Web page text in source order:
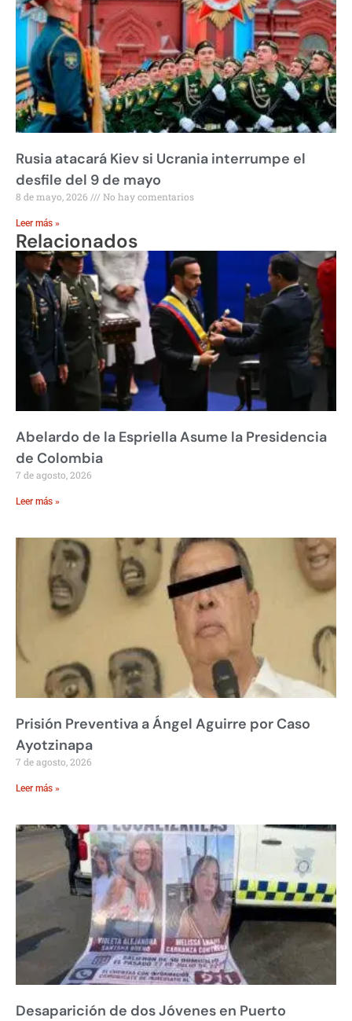
Rusia atacará Kiev si Ucrania interrumpe el
desfile del 9 de mayo
8 de mayo, 2026 No hay comentarios
Leer más »
Relacionados
Abelardo de la Espriella Asume la Presidencia
de Colombia
7 de agosto, 2026
Leer más »
Prisión Preventiva a Ángel Aguirre por Caso
Ayotzinapa
7 de agosto, 2026
Leer más »
Desaparición de dos Jóvenes en Puerto